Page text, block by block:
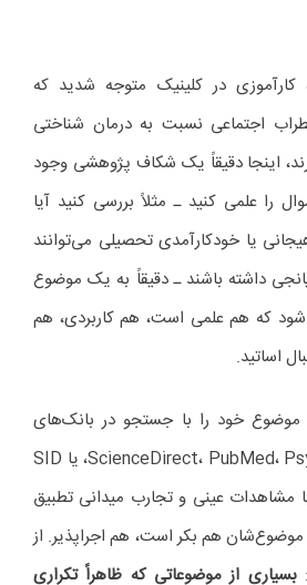
کارآموزی در کلینیک متوجه شدید که
اجتماعی نسبت به درمان شناختی
اینجا دقیقاً یک شکاف پژوهشی وجود
را علمی کنید ـ مثلاً بررسی کنید آیا
یا خودکارآمدی تحصیلی می‌توانند
داشته باشند ـ دقیقاً به یک موضوع
که هم علمی است، هم کاربردی، هم
اساتید.
موضوع خود را با جستجو در بانک‌های
اطلاعاتی مانند ScienceDirect، PubMed، PsycINFO، یا SID
مشاهدات عینی و تجارب میدانی تطبیق
هم بکر است، هم اجراپذیر. از
بسیاری از موضوعاتی که ظاهراً تکراری